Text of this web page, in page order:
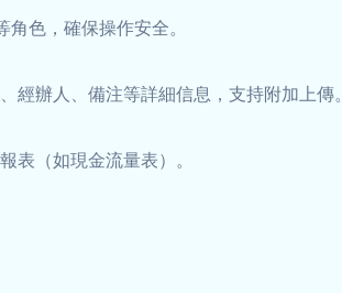
色，確保操作安全。
經辦人、備注等詳細信息，支持附加上傳。
表（如現金流量表）。